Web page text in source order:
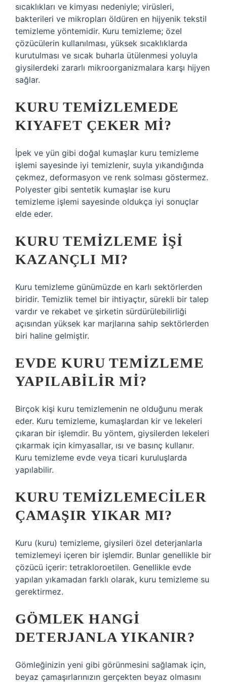
sıcaklıkları ve kimyası nedeniyle; virüsleri,
bakterileri ve mikropları öldüren en hijyenik tekstil
temizleme yöntemidir. Kuru temizleme; özel
çözücülerin kullanılması, yüksek sıcaklıklarda
kurutulması ve sıcak buharla ütülenmesi yoluyla
giysilerdeki zararlı mikroorganizmalara karşı hijyen
sağlar.
KURU TEMIZLEMEDE
KIYAFET ÇEKER MI?
İpek ve yün gibi doğal kumaşlar kuru temizleme
işlemi sayesinde iyi temizlenir, suyla yıkandığında
çekmez, deformasyon ve renk solması göstermez.
Polyester gibi sentetik kumaşlar ise kuru
temizleme işlemi sayesinde oldukça iyi sonuçlar
elde eder.
KURU TEMIZLEME IŞI
KAZANÇLI MI?
Kuru temizleme günümüzde en karlı sektörlerden
biridir. Temizlik temel bir ihtiyaçtır, sürekli bir talep
vardır ve rekabet ve şirketin sürdürülebilirliği
açısından yüksek kar marjlarına sahip sektörlerden
biri haline gelmiştir.
EVDE KURU TEMIZLEME
YAPILABILIR MI?
Birçok kişi kuru temizlemenin ne olduğunu merak
eder. Kuru temizleme, kumaşlardan kir ve lekeleri
çıkaran bir işlemdir. Bu yöntem, giysilerden lekeleri
çıkarmak için kimyasallar, ısı ve basınç kullanır.
Kuru temizleme evde veya ticari kuruluşlarda
yapılabilir.
KURU TEMIZLEMECILER
ÇAMAŞIR YIKAR MI?
Kuru (kuru) temizleme, giysileri özel deterjanlarla
temizlemeyi içeren bir işlemdir. Bunlar genellikle bir
çözücü içerir: tetrakloroetilen. Genellikle evde
yapılan yıkamadan farklı olarak, kuru temizleme su
gerektirmez.
GÖMLEK HANGI
DETERJANLA YIKANIR?
Gömleğinizin yeni gibi görünmesini sağlamak için,
beyaz çamaşırlarınızın gerçekten beyaz olmasını